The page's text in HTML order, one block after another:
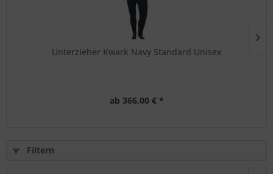
Unterzieher Kwark Navy Standard Unisex
ab 366,00 € *
Filtern